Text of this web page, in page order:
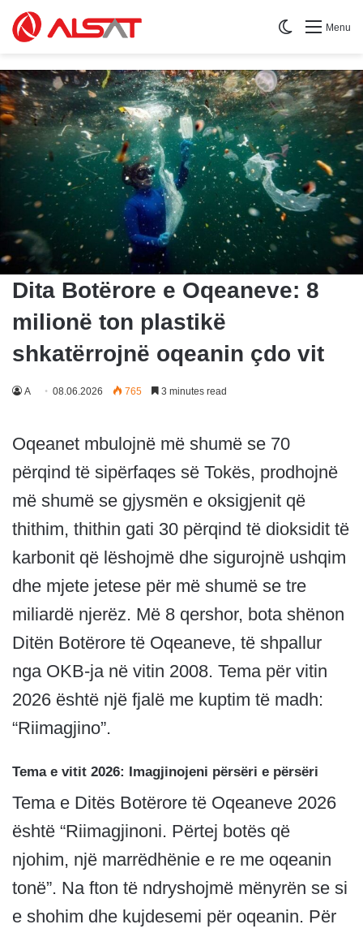
Menu
Switch skin
Dita Botërore e Oqeaneve: 8
milionë ton plastikë
shkatërrojnë oqeanin çdo vit
A 08.06.2026 765 3 minutes read
Oqeanet mbulojnë më shumë se 70
përqind të sipërfaqes së Tokës, prodhojnë
më shumë se gjysmën e oksigjenit që
thithim, thithin gati 30 përqind të dioksidit të
karbonit që lëshojmë dhe sigurojnë ushqim
dhe mjete jetese për më shumë se tre
miliardë njerëz. Më 8 qershor, bota shënon
Ditën Botërore të Oqeaneve, të shpallur
nga OKB-ja në vitin 2008. Tema për vitin
2026 është një fjalë me kuptim të madh:
“Riimagjino”.
Tema e vitit 2026: Imagjinojeni përsëri e përsëri
Tema e Ditës Botërore të Oqeaneve 2026
është “Riimagjinoni. Përtej botës që
njohim, një marrëdhënie e re me oqeanin
tonë”. Na fton të ndryshojmë mënyrën se si
e shohim dhe kujdesemi për oqeanin. Për